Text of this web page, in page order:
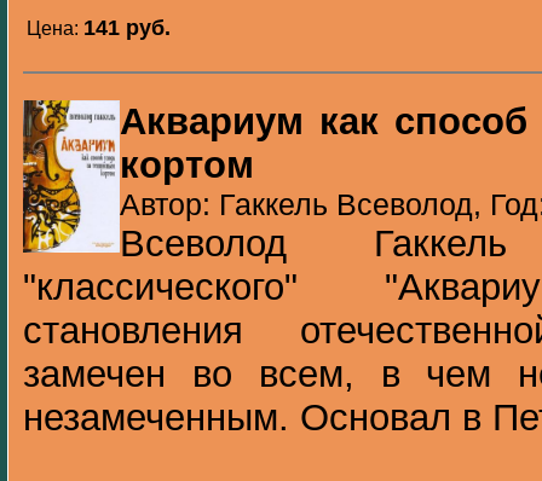
Цена: 141 pуб.
Аквариум как
кортом
Автор: Гаккель Всеволод,
Всеволод
"классического"
становления
замечен во всем, в чем
незамеченным. Основал в